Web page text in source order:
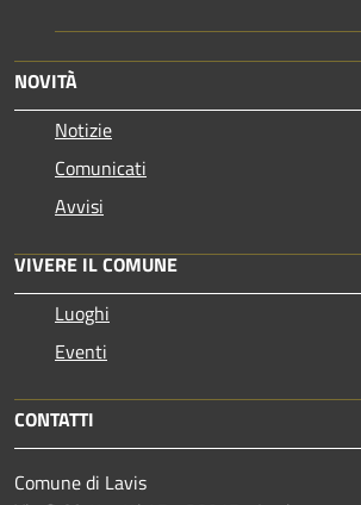
NOVITÀ
Notizie
Comunicati
Avvisi
VIVERE IL COMUNE
Luoghi
Eventi
CONTATTI
Comune di Lavis